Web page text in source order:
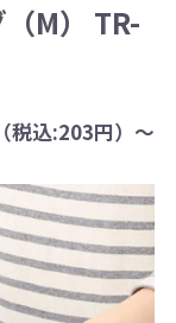
M） TR-
（税込:203円）～